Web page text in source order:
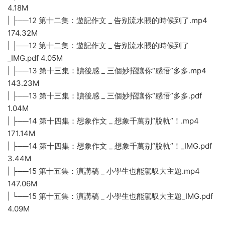
4.18M
| ├──12 第十二集：遊記作文 _ 告别流水賬的時候到了.mp4
174.32M
| ├──12 第十二集：遊記作文 _ 告别流水賬的時候到了
_IMG.pdf 4.05M
| ├──13 第十三集：讀後感 _ 三個妙招讓你“感悟”多多.mp4
143.23M
| ├──13 第十三集：讀後感 _ 三個妙招讓你“感悟”多多.pdf
1.04M
| ├──14 第十四集：想象作文 _ 想象千萬别“脫軌”！.mp4
171.14M
| ├──14 第十四集：想象作文 _ 想象千萬别“脫軌”！_IMG.pdf
3.44M
| ├──15 第十五集：演講稿 _ 小學生也能駕馭大主題.mp4
147.06M
| └──15 第十五集：演講稿 _ 小學生也能駕馭大主題_IMG.pdf
4.09M